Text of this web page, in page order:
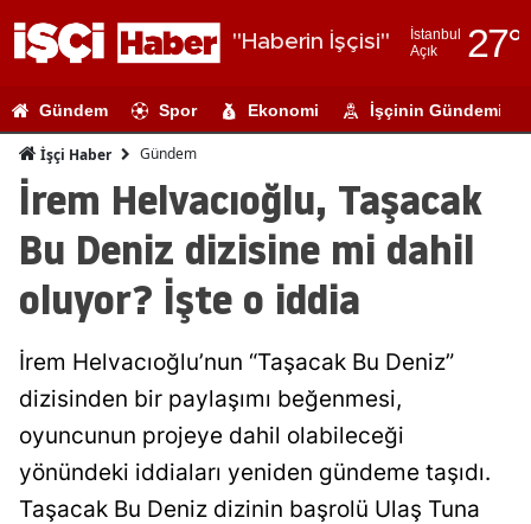
"Haberin İşçisi"
İstanbul
Açık
27°
Adıyaman
Ağrı
Amasya
Antalya
Aydın
Balıkesir
Gündem Spor Ekonomi İşçinin Gündemi
İşçi Haber Gündem
İrem Helvacıoğlu, Taşacak
Bu Deniz dizisine mi dahil
oluyor? İşte o iddia
İrem Helvacıoğlu’nun “Taşacak Bu Deniz”
dizisinden bir paylaşımı beğenmesi,
oyuncunun projeye dahil olabileceği
yönündeki iddiaları yeniden gündeme taşıdı.
Taşacak Bu Deniz dizinin başrolü Ulaş Tuna